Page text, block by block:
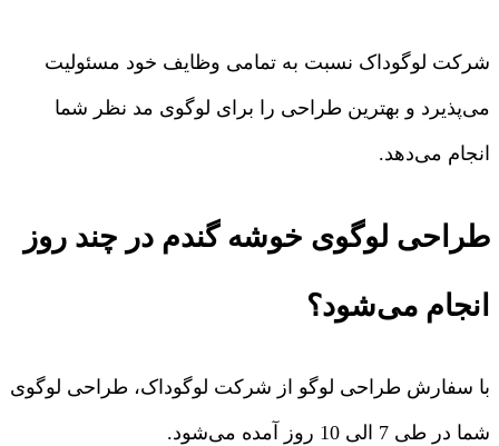
شرکت لوگوداک نسبت به تمامی وظایف خود مسئولیت
می‌پذیرد و بهترین طراحی را برای لوگوی مد نظر شما
انجام می‌دهد.
طراحی لوگوی خوشه گندم در چند روز
انجام می‌شود؟
با سفارش طراحی لوگو از شرکت لوگوداک، طراحی لوگوی
شما در طی 7 الی 10 روز آمده می‌شود.